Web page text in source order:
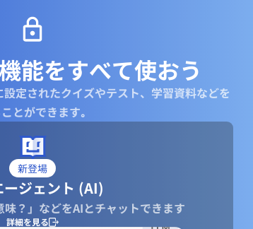
能をすべて使おう
定されたクイズやテスト、学習資料などを
とができます｡
新登場
ージェント (AI)
味？」などをAIとチャットできます
詳細を見る